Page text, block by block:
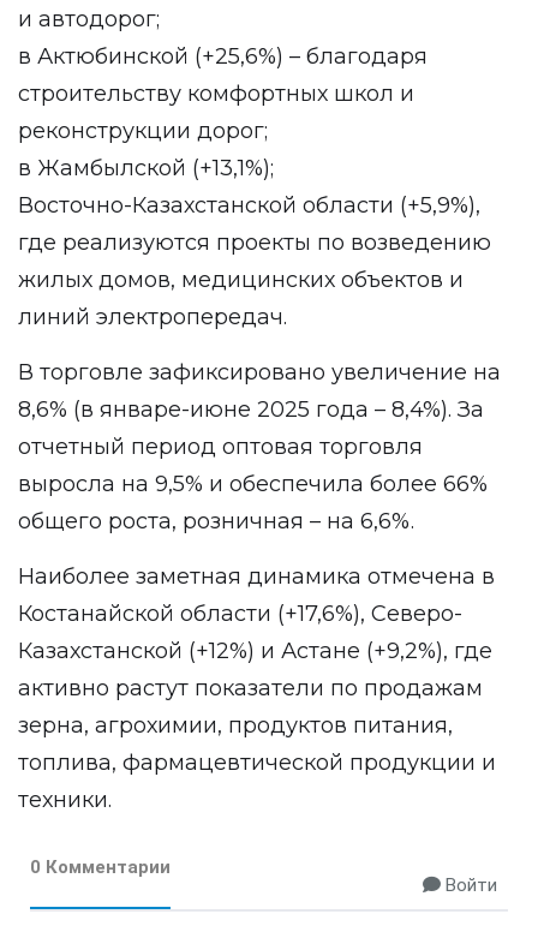
и автодорог;
в Актюбинской (+25,6%) – благодаря
строительству комфортных школ и
реконструкции дорог;
в Жамбылской (+13,1%);
Восточно-Казахстанской области (+5,9%),
где реализуются проекты по возведению
жилых домов, медицинских объектов и
линий электропередач.
В торговле зафиксировано увеличение на
8,6% (в январе-июне 2025 года – 8,4%). За
отчетный период оптовая торговля
выросла на 9,5% и обеспечила более 66%
общего роста, розничная – на 6,6%.
Наиболее заметная динамика отмечена в
Костанайской области (+17,6%), Северо-
Казахстанской (+12%) и Астане (+9,2%), где
активно растут показатели по продажам
зерна, агрохимии, продуктов питания,
топлива, фармацевтической продукции и
техники.
0 Комментарии
Войти